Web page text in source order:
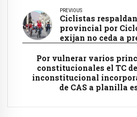
PREVIOUS
Ciclistas
provincial por
exijan no ceda a
Por vulnerar varios
constitucionales el TC
inconstitucional
de CAS a planilla